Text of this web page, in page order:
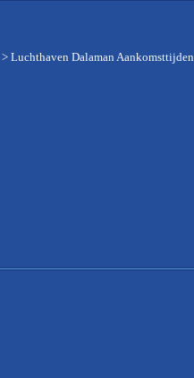
> Luchthaven Dalaman Aankomsttijden